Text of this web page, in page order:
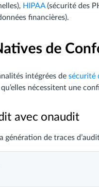
HIPAA(sécurité des
financières).
de
intégrées de sécurité
nécessitent une
avec onaudit
génération de traces